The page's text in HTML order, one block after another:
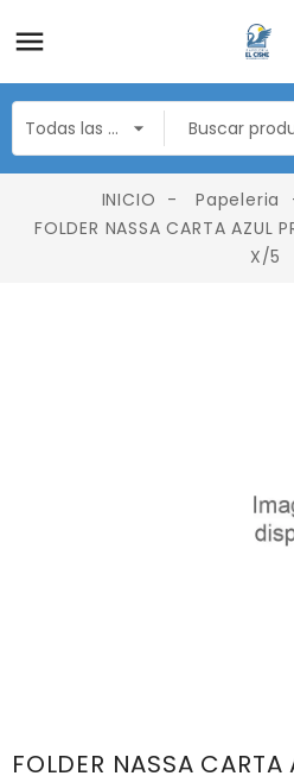
INICIO Papeleria
FOLDER NASSA CARTA AZUL
X/5
FOLDER NASSA CARTA